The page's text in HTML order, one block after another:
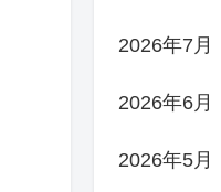
2026年7月
2026年6月
2026年5月